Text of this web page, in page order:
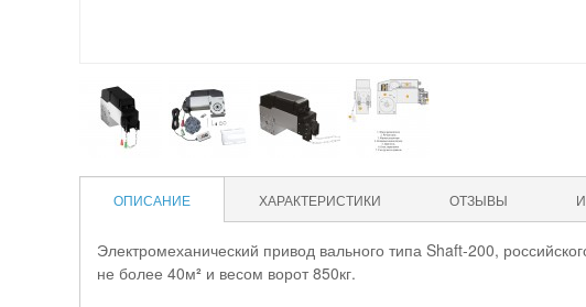
ОПИСАНИЕ ХАРАКТЕРИСТИКИ ОТЗЫВЫ
Электромеханический привод вального типа Shaft-200,
не более 40м² и весом ворот 850кг.